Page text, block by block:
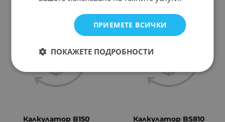
Калкулатор B150
Калкулатор BS810
ПРИЕМЕТЕ ВСИЧКИ
ПОКАЖЕТЕ ПОДРОБНОСТИ